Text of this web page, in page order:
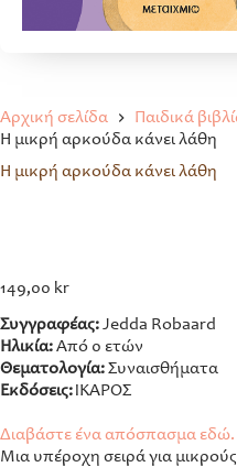
Αρχική σελίδα
Παιδικά
Η μικρή αρκούδα κάνει λάθη
Η μικρή αρκούδα κάνει λάθη
149,00 kr
Συγγραφέας:Jedda Robaard
Ηλικία:Από 0 ετών
Θεματολογία:Συναισθήματα
Εκδόσεις: ΙΚΑΡΟΣ
Διαβάστε ένα απόσπασμα εδώ.
Μια υπέροχη σειρά για